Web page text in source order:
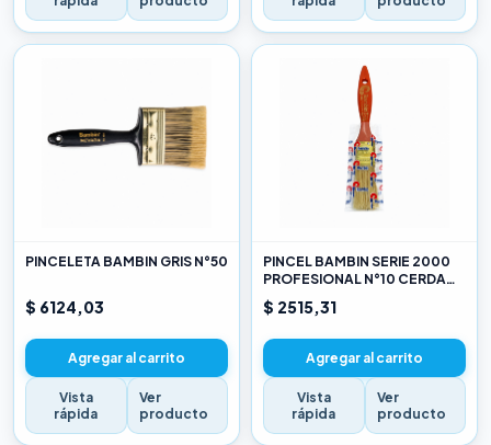
PINCELETA BAMBIN GRIS N°50
$ 6124,03
Agregar al carrito
Vista
rápida
Ver
producto
PINCEL BAMBIN SERIE 2000
PROFESIONAL N°10 CERDA
CHINA BLANCA
$ 2515,31
Agregar al carrito
Vista
rápida
Ver
producto